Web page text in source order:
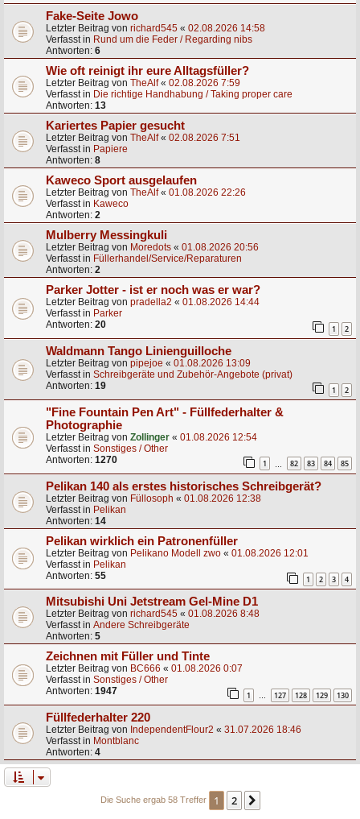
Fake-Seite Jowo
Letzter Beitrag von richard545 « 02.08.2026 14:58
Verfasst in Rund um die Feder / Regarding nibs
Antworten: 6
Wie oft reinigt ihr eure Alltagsfüller?
Letzter Beitrag von TheAlf« 02.08.2026 7:59
Verfasst in Die richtige Handhabung / Taking proper care
Antworten: 13
Kariertes Papier gesucht
Letzter Beitrag von TheAlf« 02.08.2026 7:51
Verfasst in Papiere
Antworten: 8
Kaweco Sport ausgelaufen
Letzter Beitrag von TheAlf« 01.08.2026 22:26
Verfasst in Kaweco
Antworten: 2
Mulberry Messingkuli
Letzter Beitrag von Moredots « 01.08.2026 20:56
Verfasst in Füllerhandel/Service/Reparaturen
Antworten: 2
Parker Jotter - ist er noch was er war?
Letzter Beitrag von pradella2 « 01.08.2026 14:44
Verfasst in Parker
Antworten: 20 1 2
Waldmann Tango Linienguilloche
Letzter Beitrag von pipejoe « 01.08.2026 13:09
Verfasst in Schreibgeräte und Zubehör-Angebote (privat)
Antworten: 19 1 2
"Fine Fountain Pen Art" - Füllfederhalter &
Photographie
Letzter Beitrag von Zollinger « 01.08.2026 12:54
Verfasst in Sonstiges / Other
Antworten: 1270 1 82 83 84 85
Pelikan 140 als erstes historisches Schreibgerät?
Letzter Beitrag von Füllosoph « 01.08.2026 12:38
Verfasst in Pelikan
Antworten: 14
Pelikan wirklich ein Patronenfüller
Letzter Beitrag von Pelikano Modell zwo « 01.08.2026 12:01
Verfasst in Pelikan
Antworten: 55 1 2 3 4
Mitsubishi Uni Jetstream Gel-Mine D1
Letzter Beitrag von richard545 « 01.08.2026 8:48
Verfasst in Andere Schreibgeräte
Antworten: 5
Zeichnen mit Füller und Tinte
Letzter Beitrag von BC666 « 01.08.2026 0:07
Verfasst in Sonstiges / Other
Antworten: 1947 1 … 127 128 129 130
Füllfederhalter 220
Letzter Beitrag von IndependentFlour2 « 31.07.2026 18:46
Verfasst in Montblanc
Antworten: 4
Die Suche ergab 58 Treffer 1 2